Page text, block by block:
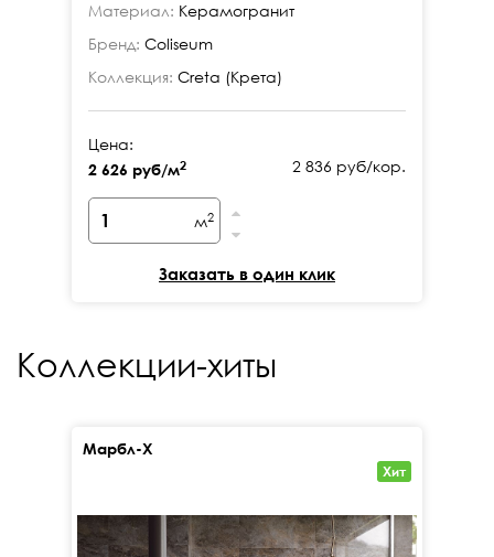
Материал: Керамогранит
Бренд: Coliseum
Коллекция: Creta (Крета)
Цена:
2 626 руб/м2 2 836 руб/кор.
м2
Заказать в один клик
Коллекции-хиты
Марбл-Х
Хит